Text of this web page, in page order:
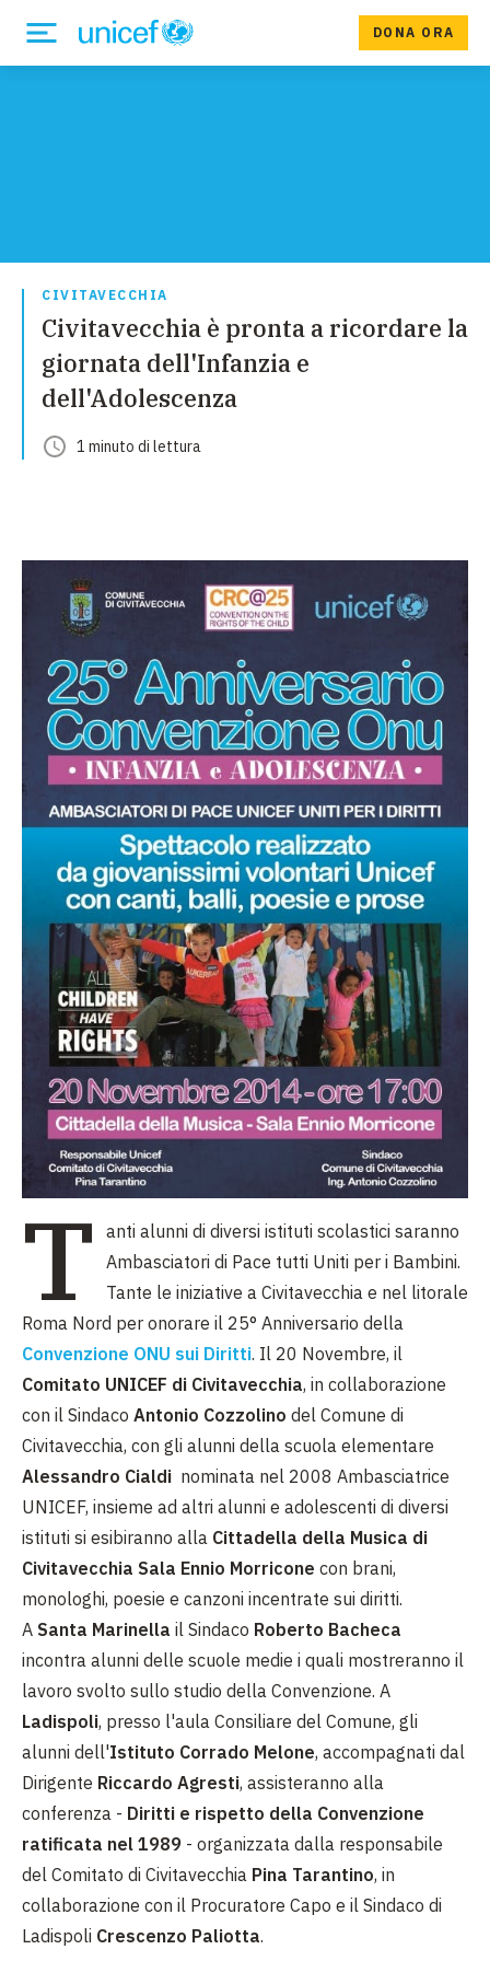
DONA ORA
CIVITAVECCHIA
Civitavecchia è pronta a ricordare la
giornata dell'Infanzia e
dell'Adolescenza
1 minuto di lettura
T
anti alunni di diversi istituti scolastici saranno
Ambasciatori di Pace tutti Uniti per i Bambini.
Tante le iniziative a Civitavecchia e nel litorale
Roma Nord per onorare il 25° Anniversario della
Convenzione ONU sui Diritti. Il 20 Novembre, il
Comitato UNICEF di Civitavecchia, in collaborazione
con il Sindaco Antonio Cozzolino del Comune di
Civitavecchia, con gli alunni della scuola elementare
Alessandro Cialdi nominata nel 2008 Ambasciatrice
UNICEF, insieme ad altri alunni e adolescenti di diversi
istituti si esibiranno alla Cittadella della Musica di
Civitavecchia Sala Ennio Morricone con brani,
monologhi, poesie e canzoni incentrate sui diritti.
A Santa Marinella il Sindaco Roberto Bacheca
incontra alunni delle scuole medie i quali mostreranno il
lavoro svolto sullo studio della Convenzione. A
Ladispoli, presso l'aula Consiliare del Comune, gli
alunni dell'Istituto Corrado Melone, accompagnati dal
Dirigente Riccardo Agresti, assisteranno alla
conferenza - Diritti e rispetto della Convenzione
ratificata nel 1989 - organizzata dalla responsabile
del Comitato di Civitavecchia Pina Tarantino, in
collaborazione con il Procuratore Capo e il Sindaco di
Ladispoli Crescenzo Paliotta.